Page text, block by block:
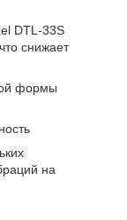
DTL-33S
снижает
формы
на